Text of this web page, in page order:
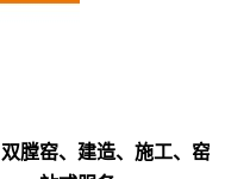
膛窑、建造、施工、窑